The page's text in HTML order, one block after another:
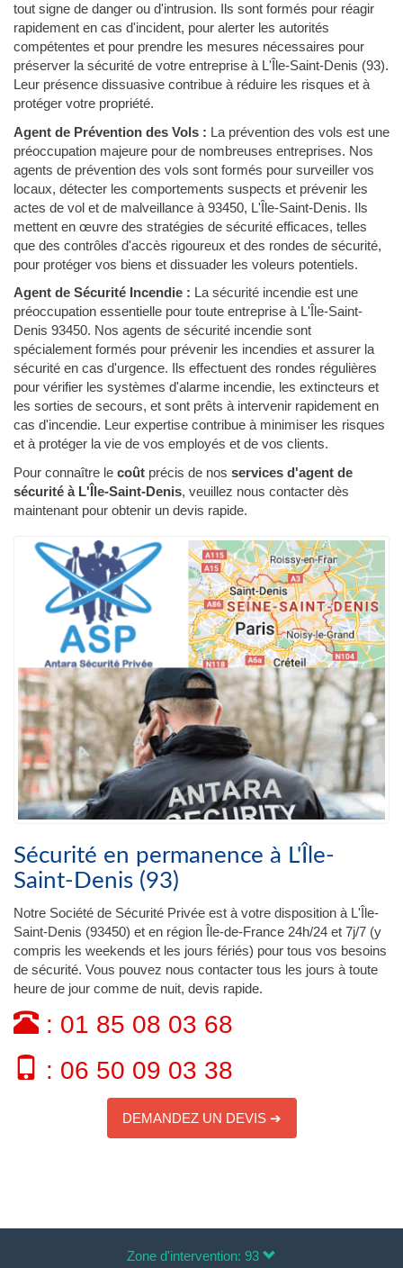
tout signe de danger ou d'intrusion. Ils sont formés pour réagir
rapidement en cas d'incident, pour alerter les autorités
compétentes et pour prendre les mesures nécessaires pour
préserver la sécurité de votre entreprise à L'Île-Saint-Denis (93).
Leur présence dissuasive contribue à réduire les risques et à
protéger votre propriété.
Agent de Prévention des Vols : La prévention des vols est une
préoccupation majeure pour de nombreuses entreprises. Nos
agents de prévention des vols sont formés pour surveiller vos
locaux, détecter les comportements suspects et prévenir les
actes de vol et de malveillance à 93450, L'Île-Saint-Denis. Ils
mettent en œuvre des stratégies de sécurité efficaces, telles
que des contrôles d'accès rigoureux et des rondes de sécurité,
pour protéger vos biens et dissuader les voleurs potentiels.
Agent de Sécurité Incendie : La sécurité incendie est une
préoccupation essentielle pour toute entreprise à L'Île-Saint-
Denis 93450. Nos agents de sécurité incendie sont
spécialement formés pour prévenir les incendies et assurer la
sécurité en cas d'urgence. Ils effectuent des rondes régulières
pour vérifier les systèmes d'alarme incendie, les extincteurs et
les sorties de secours, et sont prêts à intervenir rapidement en
cas d'incendie. Leur expertise contribue à minimiser les risques
et à protéger la vie de vos employés et de vos clients.
Pour connaître le coût précis de nos services d'agent de
sécurité à L'Île-Saint-Denis, veuillez nous contacter dès
maintenant pour obtenir un devis rapide.
Sécurité en permanence à L'Île-
Saint-Denis (93)
Notre Société de Sécurité Privée est à votre disposition à L'Île-
Saint-Denis (93450) et en région Île-de-France 24h/24 et 7j/7 (y
compris les weekends et les jours fériés) pour tous vos besoins
de sécurité. Vous pouvez nous contacter tous les jours à toute
heure de jour comme de nuit, devis rapide.
: 01 85 08 03 68
: 06 50 09 03 38
DEMANDEZ UN DEVIS ➔
Zone d'intervention: 93